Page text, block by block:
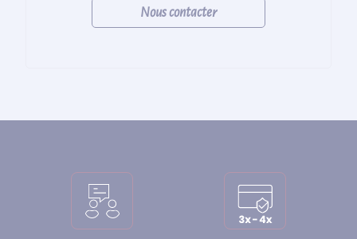
Nous contacter